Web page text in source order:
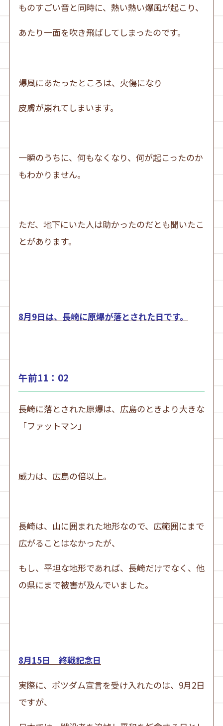
ものすごい音と同時に、熱い熱い爆風が起こり、
あたり一面を吹き飛ばしてしまったのです。
爆風にあたったところは、火傷になり
皮膚が崩れてしまいます。
一瞬のうちに、何もなくなり、何が起こったのか
もわかりません。
ただ、地下にいた人は助かったのだとも聞いたこ
とがあります。
8月9日は、長崎に原爆が落とされた日です。
午前11：02
長崎に落とされた原爆は、広島のときより大きな
「ファットマン」
威力は、広島の倍以上。
長崎は、山に囲まれた地形なので、広範囲にまで
広がることはなかったが、
もし、平坦な地形であれば、長崎だけでなく、他
の県にまで被害が及んでいました。
8月15日 終戦記念日
実際に、ポツダム宣言を受け入れたのは、9月2日
ですが、